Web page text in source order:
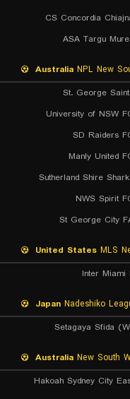
CS Concordia
ASA Targu
Australia NPL New
St. George
University of NSW
SD Raiders
Manly United
Sutherland Shire
NWS Spirit
St George City
United States MLS
Inter Miami
Japan Nadeshiko
Setagaya Sfida
Australia New South
Hakoah Sydney City